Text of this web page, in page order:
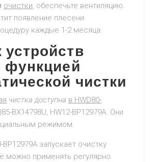
очистки, обеспечьте вентиляцию.
появление плесени.
каждые 1-2 месяца.
функцией
чистки
чистка доступна в HWD80-
BX14798U, HW12-BP12979A. Они
режимом.
запускает очистку
можно применять регулярно.